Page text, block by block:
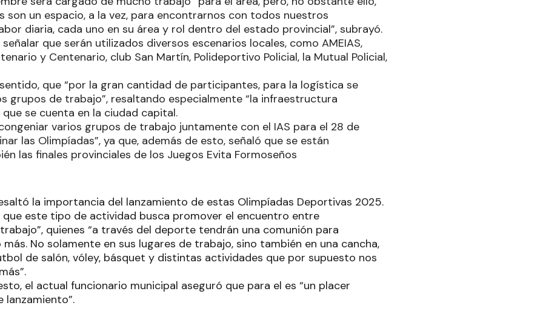
son un espacio, a la vez, para encontrarnos con todos nuestros
diaria, cada uno en su área y rol dentro del estado provincial”, subrayó.
que serán utilizados diversos escenarios locales, como AMEIAS,
y Centenario, club San Martín, Polideportivo Policial, la Mutual Policial,
que “por la gran cantidad de participantes, para la logística se
grupos de trabajo”, resaltando especialmente “la infraestructura
se cuenta en la ciudad capital.
varios grupos de trabajo juntamente con el IAS para el 28 de
las Olimpíadas”, ya que, además de esto, señaló que se están
las finales provinciales de los Juegos Evita Formoseños
la importancia del lanzamiento de estas Olimpíadas Deportivas 2025.
que este tipo de actividad busca promover el encuentro entre
quienes “a través del deporte tendrán una comunión para
No solamente en sus lugares de trabajo, sino también en una cancha,
de salón, vóley, básquet y distintas actividades que por supuesto nos
el actual funcionario municipal aseguró que para el es “un placer